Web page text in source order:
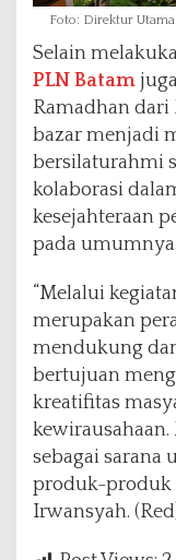
Foto: Direktur
Selain
PLN Batam
Ramadhan dari
bazar menjadi
bersilaturahmi
kolaborasi
kesejahteraan
pada umumnya.
“Melalui
merupakan
mendukung
bertujuan
kreatifitas
sebagai sarana
produk-produk
Irwansyah.